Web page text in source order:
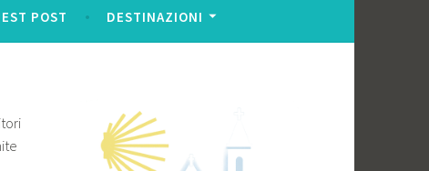
POST DESTINAZIONI